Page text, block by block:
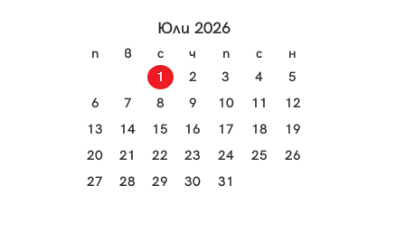
Юли 2026
п в с ч п с
н
1
2 3 4
5
6
7 8 9 10 11
12
13
14 15 16 17 18
19
20
21 22 23 24 25
26
27
28 29 30 31